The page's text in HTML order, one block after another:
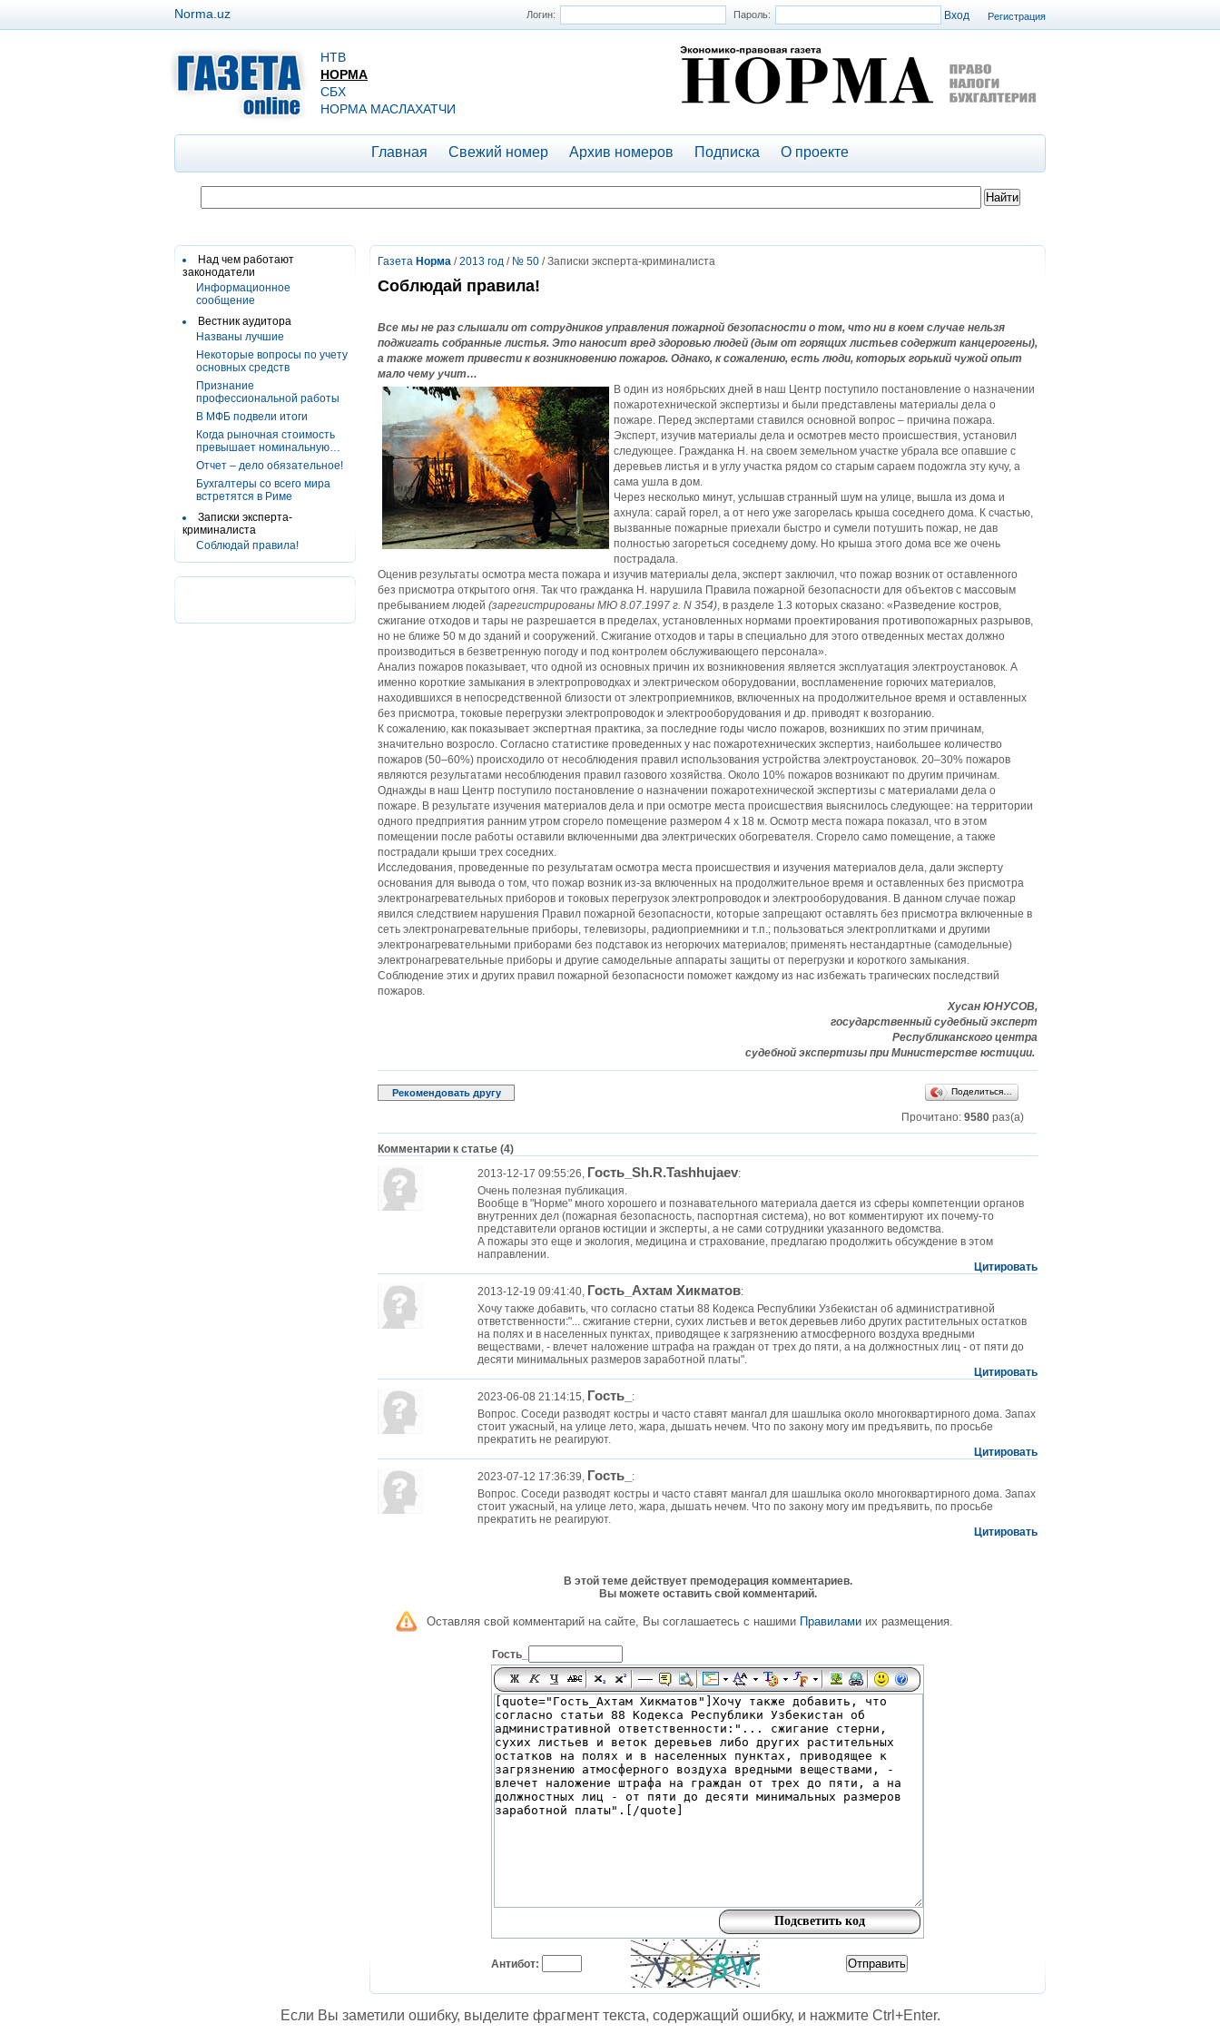
Регистрация
Логин: Пароль:
Norma.uz
НТВ
НОРМА
СБХ
НОРМА МАСЛАХАТЧИ
Главная Свежий номер Архив номеров Подписка О проекте
Над чем работают
законодатели
Информационное
сообщение
Вестник аудитора
Названы лучшие
Некоторые вопросы по учету
основных средств
Признание
профессиональной работы
В МФБ подвели итоги
Когда рыночная стоимость
превышает номинальную…
Отчет – дело обязательное!
Бухгалтеры со всего мира
встретятся в Риме
Записки эксперта-
криминалиста
Соблюдай правила!
Газета Норма /2013 год / № 50 / Записки эксперта-криминалиста
Соблюдай правила!
Все мы не раз слышали от сотрудников управления пожарной безопасности о том, что ни в коем случае нельзя
поджигать собранные листья. Это наносит вред здоровью людей (дым от горящих листьев содержит канцерогены),
а также может привести к возникновению пожаров. Однако, к сожалению, есть люди, которых горький чужой опыт
мало чему учит…
В один из ноябрьских дней в наш Центр поступило постановление о назначении
пожаротехнической экспертизы и были представлены материалы дела о
пожаре. Перед экспертами ставился основной вопрос – причина пожара.
Эксперт, изучив материалы дела и осмотрев место происшествия, установил
следующее. Гражданка Н. на своем земельном участке убрала все опавшие с
деревьев листья и в углу участка рядом со старым сараем подожгла эту кучу, а
сама ушла в дом.
Через несколько минут, услышав странный шум на улице, вышла из дома и
ахнула: сарай горел, а от него уже загорелась крыша соседнего дома. К счастью,
вызванные пожарные приехали быстро и сумели потушить пожар, не дав
полностью загореться соседнему дому. Но крыша этого дома все же очень
пострадала.
Оценив результаты осмотра места пожара и изучив материалы дела, эксперт заключил, что пожар возник от оставленного
без присмотра открытого огня. Так что гражданка Н. нарушила Правила пожарной безопасности для объектов с массовым
пребыванием людей (зарегистрированы МЮ 8.07.1997 г. N 354), в разделе 1.3 которых сказано: «Разведение костров,
сжигание отходов и тары не разрешается в пределах, установленных нормами проектирования противопожарных разрывов,
но не ближе 50 м до зданий и сооружений. Сжигание отходов и тары в специально для этого отведенных местах должно
производиться в безветренную погоду и под контролем обслуживающего персонала».
Анализ пожаров показывает, что одной из основных причин их возникновения является эксплуатация электроустановок. А
именно короткие замыкания в электропроводках и электрическом оборудовании, воспламенение горючих материалов,
находившихся в непосредственной близости от электроприемников, включенных на продолжительное время и оставленных
без присмотра, токовые перегрузки электропроводок и электрооборудования и др. приводят к возгоранию.
К сожалению, как показывает экспертная практика, за последние годы число пожаров, возникших по этим причинам,
значительно возросло. Согласно статистике проведенных у нас пожаротехнических экспертиз, наибольшее количество
пожаров (50–60%) происходило от несоблюдения правил использования устройства электроустановок. 20–30% пожаров
являются результатами несоблюдения правил газового хозяйства. Около 10% пожаров возникают по другим причинам.
Однажды в наш Центр поступило постановление о назначении пожаротехнической экспертизы с материалами дела о
пожаре. В результате изучения материалов дела и при осмотре места происшествия выяснилось следующее: на территории
одного предприятия ранним утром сгорело помещение размером 4 х 18 м. Осмотр места пожара показал, что в этом
помещении после работы оставили включенными два электрических обогревателя. Сгорело само помещение, а также
пострадали крыши трех соседних.
Исследования, проведенные по результатам осмотра места происшествия и изучения материалов дела, дали эксперту
основания для вывода о том, что пожар возник из-за включенных на продолжительное время и оставленных без присмотра
электронагревательных приборов и токовых перегрузок электропроводок и электрооборудования. В данном случае пожар
явился следствием нарушения Правил пожарной безопасности, которые запрещают оставлять без присмотра включенные в
сеть электронагревательные приборы, телевизоры, радиоприемники и т.п.; пользоваться электроплитками и другими
электронагревательными приборами без подставок из негорючих материалов; применять нестандартные (самодельные)
электронагревательные приборы и другие самодельные аппараты защиты от перегрузки и короткого замыкания.
Соблюдение этих и других правил пожарной безопасности поможет каждому из нас избежать трагических последствий
пожаров.
Хусан ЮНУСОВ,
государственный судебный эксперт
Республиканского центра
судебной экспертизы при Министерстве юстиции.
Рекомендовать другу Поделиться…
Прочитано: 9580 раз(а)
Комментарии к статье (4)
2013-12-17 09:55:26, Гость_Sh.R.Tashhujaev:
Очень полезная публикация.
Вообще в "Норме" много хорошего и познавательного материала дается из сферы компетенции органов
внутренних дел (пожарная безопасность, паспортная система), но вот комментируют их почему-то
представители органов юстиции и эксперты, а не сами сотрудники указанного ведомства.
А пожары это еще и экология, медицина и страхование, предлагаю продолжить обсуждение в этом
направлении.
Цитировать
2013-12-19 09:41:40, Гость_Ахтам Хикматов:
Хочу также добавить, что согласно статьи 88 Кодекса Республики Узбекистан об административной
ответственности:"... сжигание стерни, сухих листьев и веток деревьев либо других растительных остатков
на полях и в населенных пунктах, приводящее к загрязнению атмосферного воздуха вредными
веществами, - влечет наложение штрафа на граждан от трех до пяти, а на должностных лиц - от пяти до
десяти минимальных размеров заработной платы".
Цитировать
2023-06-08 21:14:15, Гость_
:
Вопрос. Соседи разводят костры и часто ставят мангал для шашлыка около многоквартирного дома. Запах
стоит ужасный, на улице лето, жара, дышать нечем. Что по закону могу им предъявить, по просьбе
прекратить не реагируют.
Цитировать
2023-07-12 17:36:39, Гость_
:
Вопрос. Соседи разводят костры и часто ставят мангал для шашлыка около многоквартирного дома. Запах
стоит ужасный, на улице лето, жара, дышать нечем. Что по закону могу им предъявить, по просьбе
прекратить не реагируют.
Цитировать
В этой теме действует премодерация комментариев.
Вы можете оставить свой комментарий.
Оставляя свой комментарий на сайте, Вы соглашаетесь с нашими Правилами их размещения.
Гость_
Антибот:
Если Вы заметили ошибку, выделите фрагмент текста, содержащий ошибку, и нажмите Ctrl+Enter.